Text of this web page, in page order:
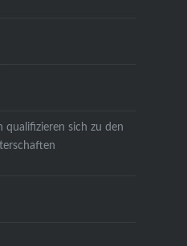
qualifizieren sich zu den